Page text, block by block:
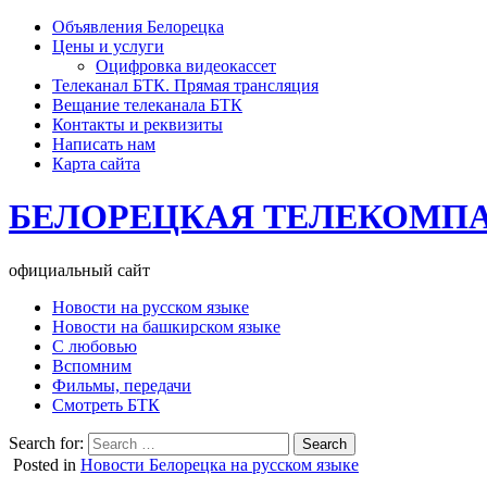
Объявления Белорецка
Цены и услуги
Оцифровка видеокассет
Телеканал БТК. Прямая трансляция
Вещание телеканала БТК
Контакты и реквизиты
Написать нам
Карта сайта
БЕЛОРЕЦКАЯ
официальный сайт
Новости на русском языке
Новости на башкирском языке
С любовью
Вспомним
Фильмы, передачи
Смотреть БТК
Search for:
Posted in Новости Белорецка на русском языке